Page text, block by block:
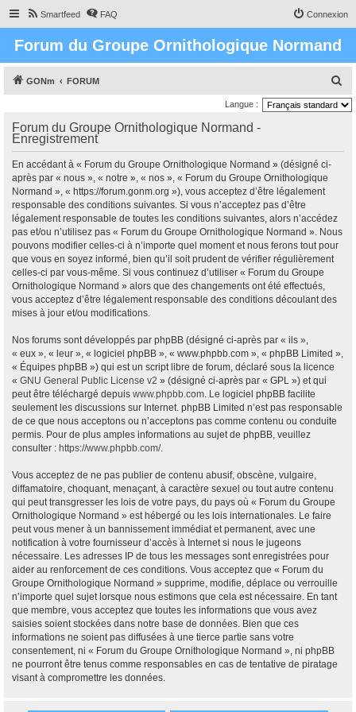
Smartfeed FAQ Connexion
Forum du Groupe Ornithologique Normand
GONm FORUM
e
Langue :
Forum du Groupe Ornithologique Normand -
Enregistrement
En accédant à « Forum du Groupe Ornithologique Normand » (désigné ci-
après par « nous », « notre », « nos », « Forum du Groupe Ornithologique
Normand », « https://forum.gonm.org »), vous acceptez d’être légalement
responsable des conditions suivantes. Si vous n’acceptez pas d’être
légalement responsable de toutes les conditions suivantes, alors n’accédez
pas et/ou n’utilisez pas « Forum du Groupe Ornithologique Normand ». Nous
pouvons modifier celles-ci à n’importe quel moment et nous ferons tout pour
que vous en soyez informé, bien qu’il soit prudent de vérifier régulièrement
celles-ci par vous-même. Si vous continuez d’utiliser « Forum du Groupe
Ornithologique Normand » alors que des changements ont été effectués,
vous acceptez d’être légalement responsable des conditions découlant des
mises à jour et/ou modifications.
Nos forums sont développés par phpBB (désigné ci-après par « ils »,
« eux », « leur », « logiciel phpBB », « www.phpbb.com », « phpBB Limited »,
« Équipes phpBB ») qui est un script libre de forum, déclaré sous la licence
« GNU General Public License v2 » (désigné ci-après par « GPL ») et qui
peut être téléchargé depuis www.phpbb.com. Le logiciel phpBB facilite
seulement les discussions sur Internet. phpBB Limited n’est pas responsable
de ce que nous acceptons ou n’acceptons pas comme contenu ou conduite
permis. Pour de plus amples informations au sujet de phpBB, veuillez
consulter : https://www.phpbb.com/.
Vous acceptez de ne pas publier de contenu abusif, obscène, vulgaire,
diffamatoire, choquant, menaçant, à caractère sexuel ou tout autre contenu
qui peut transgresser les lois de votre pays, du pays où « Forum du Groupe
Ornithologique Normand » est hébergé ou les lois internationales. Le faire
peut vous mener à un bannissement immédiat et permanent, avec une
notification à votre fournisseur d’accès à Internet si nous le jugeons
nécessaire. Les adresses IP de tous les messages sont enregistrées pour
aider au renforcement de ces conditions. Vous acceptez que « Forum du
Groupe Ornithologique Normand » supprime, modifie, déplace ou verrouille
n’importe quel sujet lorsque nous estimons que cela est nécessaire. En tant
que membre, vous acceptez que toutes les informations que vous avez
saisies soient stockées dans notre base de données. Bien que ces
informations ne soient pas diffusées à une tierce partie sans votre
consentement, ni « Forum du Groupe Ornithologique Normand », ni phpBB
ne pourront être tenus comme responsables en cas de tentative de piratage
visant à compromettre les données.